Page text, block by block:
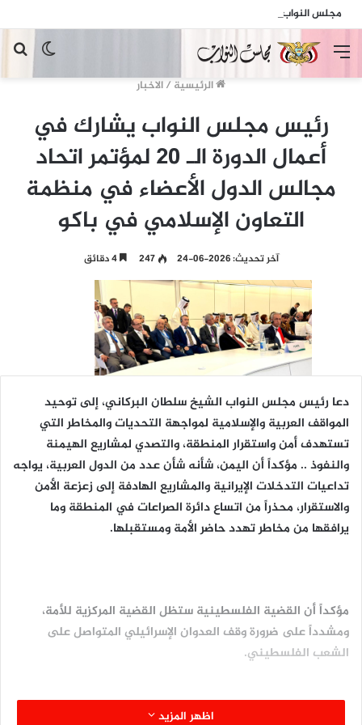
الوضع
المظلم
القائمة
الرئيسية/الاخبار
رئيس مجلس النواب يشارك في
أعمال الدورة الـ 20 لمؤتمر اتحاد
مجالس الدول الأعضاء في منظمة
التعاون الإسلامي في باكو
آخر تحديث: 2026-06-24 247 4 دقائق
دعا رئيس مجلس النواب الشيخ سلطان البركاني، إلى توحيد
المواقف العربية والإسلامية لمواجهة التحديات والمخاطر التي
تستهدف أمن واستقرار المنطقة، والتصدي لمشاريع الهيمنة
والنفوذ .. مؤكداً أن اليمن، شأنه شأن عدد من الدول العربية، يواجه
تداعيات التدخلات الإيرانية والمشاريع الهادفة إلى زعزعة الأمن
والاستقرار، محذراً من اتساع دائرة الصراعات في المنطقة وما
يرافقها من مخاطر تهدد حاضر الأمة ومستقبلها.
مؤكداً أن القضية الفلسطينية ستظل القضية المركزية للأمة،
ومشدداً على ضرورة وقف العدوان الإسرائيلي المتواصل على
الشعب الفلسطيني.
اظهر المزيد